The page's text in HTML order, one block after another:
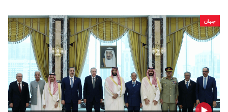
جهان